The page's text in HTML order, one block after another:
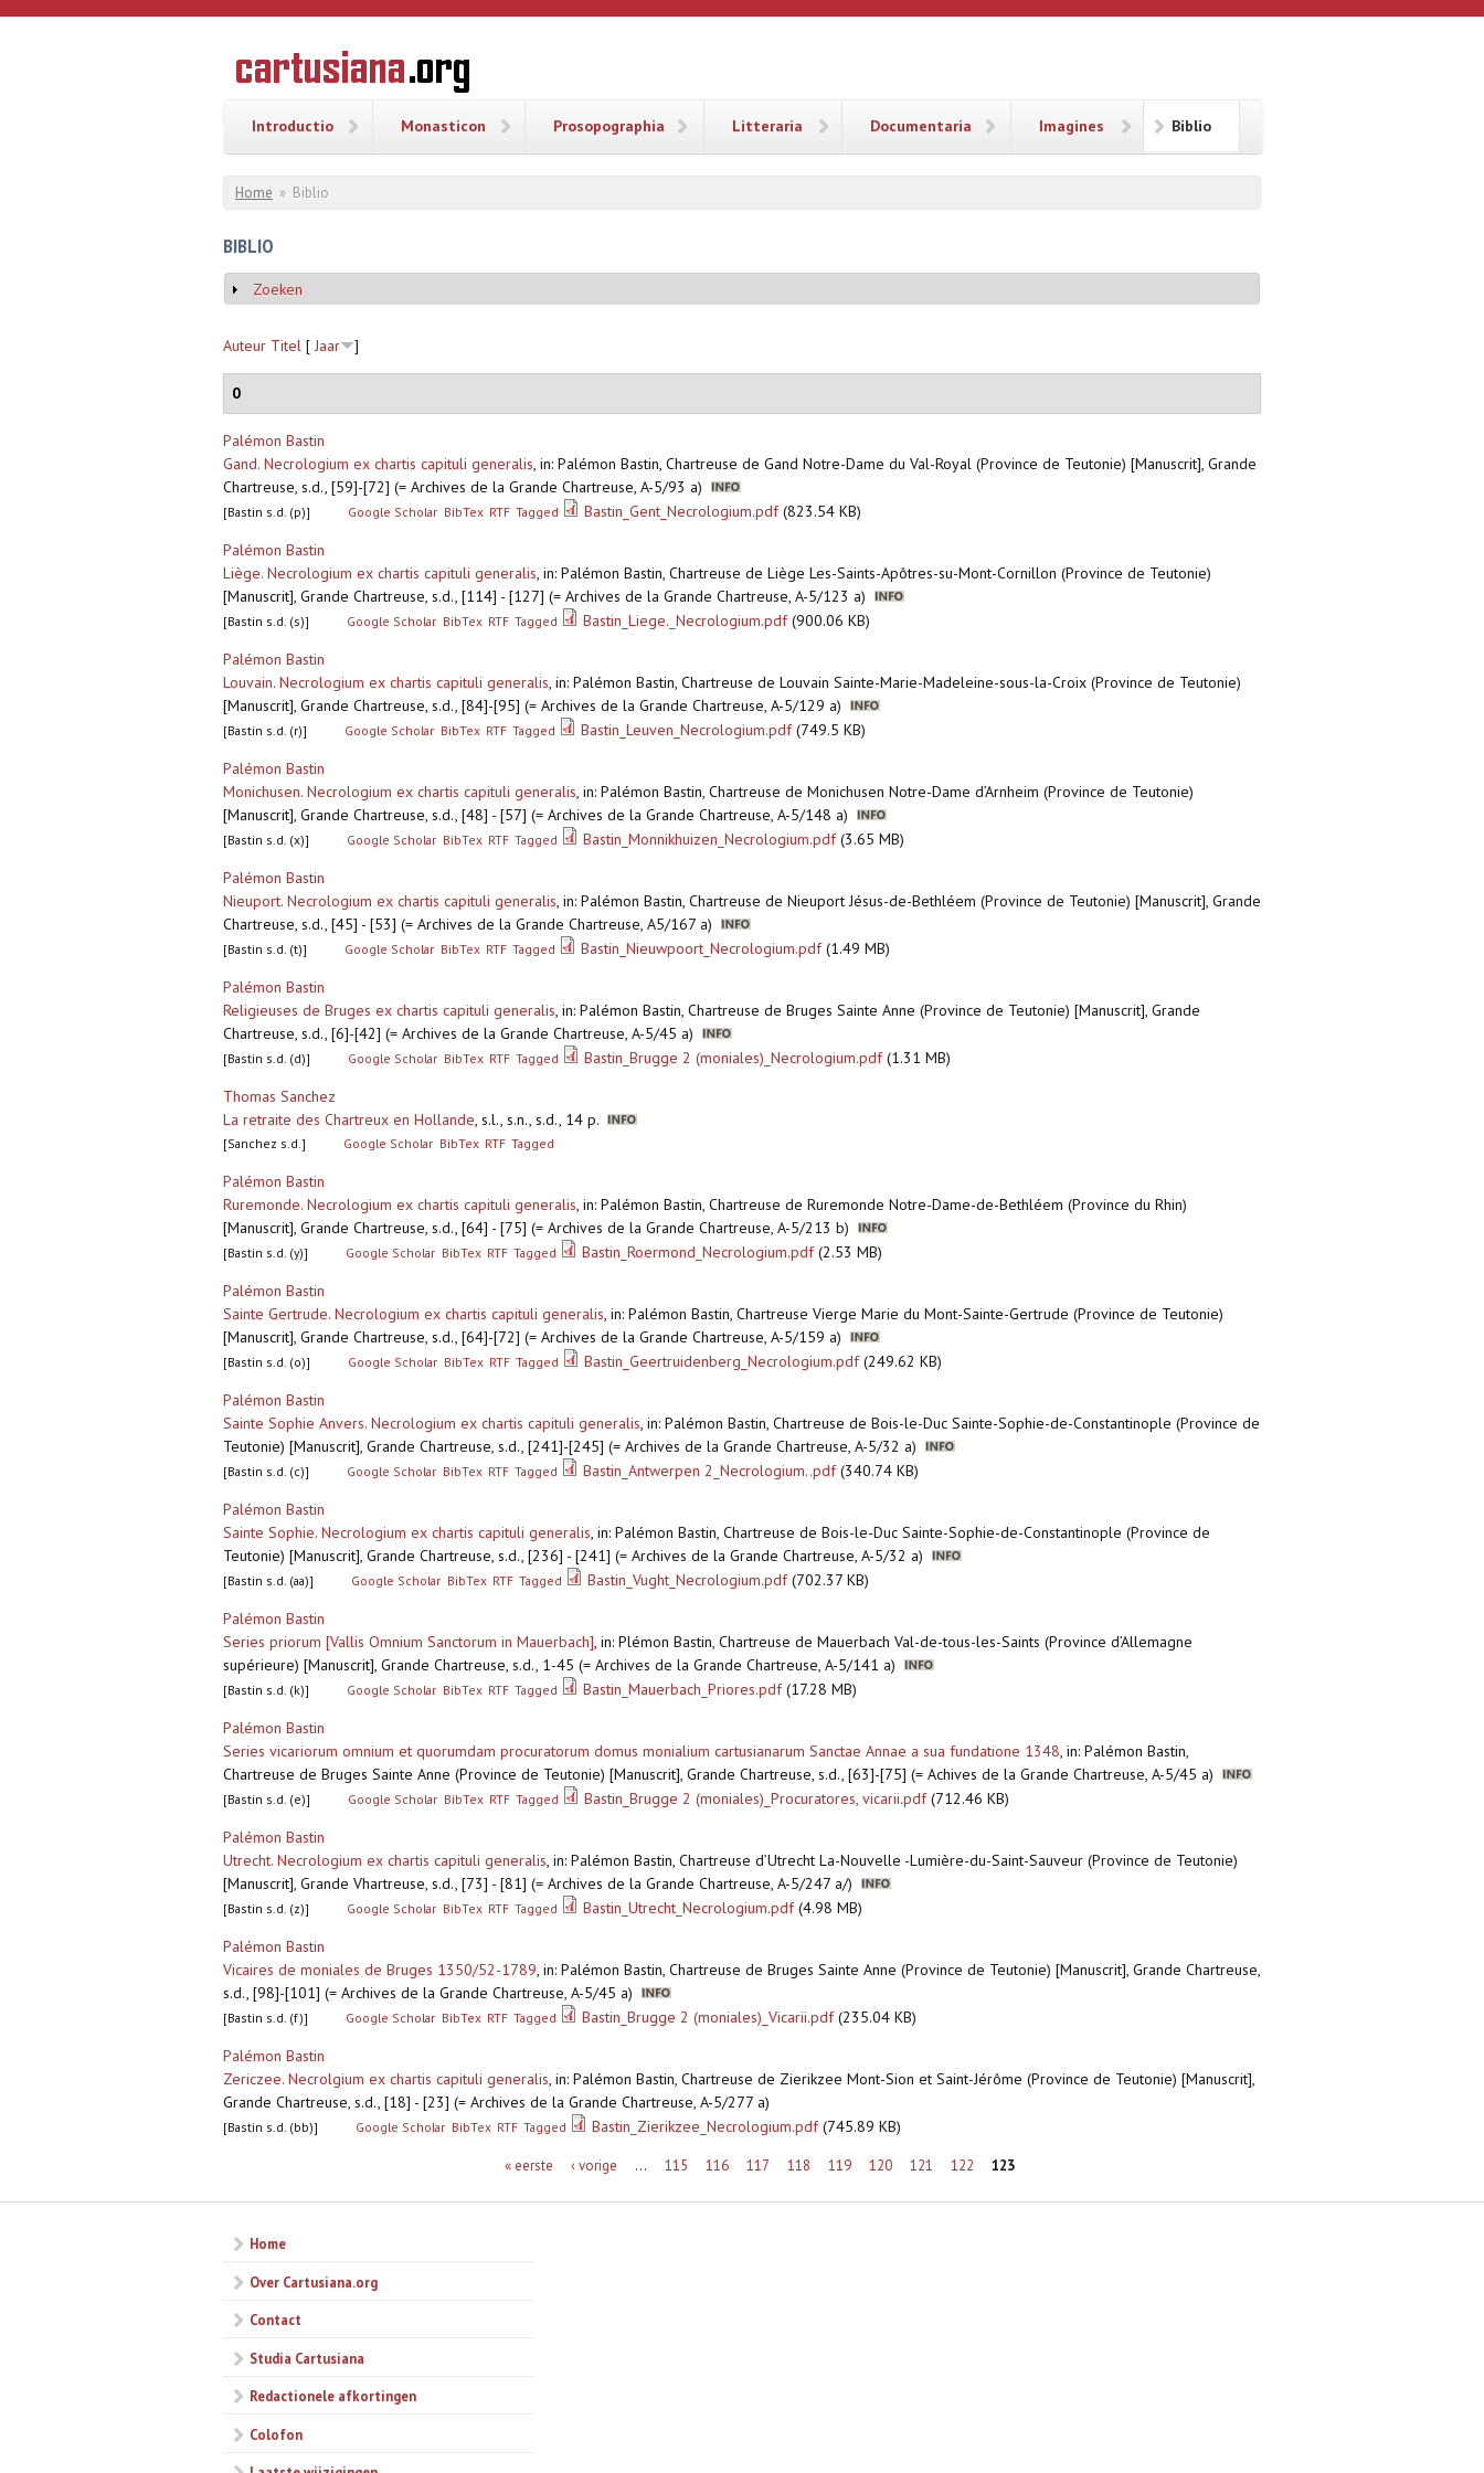
Overslaan en naar de inhoud gaan
CARTUSIANA
Geschiedenis
van de
Introductio Monasticon Prosopographia Litteraria Documentaria Imagines Biblio
U bent hier
Home » Biblio
BIBLIO
Weergeven
Zoeken
Auteur Titel [ Jaar ]
0
Palémon Bastin
Gand. Necrologium ex chartis capituli generalis, in: Palémon Bastin, Chartreuse de Gand Notre-Dame du Val-Royal (Province de Teutonie) [Manuscrit], Grande
Chartreuse, s.d., [59]-[72] (= Archives de la Grande Chartreuse, A-5/93 a)
[Bastin s.d. (p)] Google Scholar BibTex RTF Tagged Bastin_Gent_Necrologium.pdf(823.54 KB)
Palémon Bastin
Liège. Necrologium ex chartis capituli generalis, in: Palémon Bastin, Chartreuse de Liège Les-Saints-Apôtres-su-Mont-Cornillon (Province de Teutonie)
[Manuscrit], Grande Chartreuse, s.d., [114] - [127] (= Archives de la Grande Chartreuse, A-5/123 a)
[Bastin s.d. (s)] Google Scholar BibTex RTF Tagged Bastin_Liege._Necrologium.pdf(900.06 KB)
Palémon Bastin
Louvain. Necrologium ex chartis capituli generalis, in: Palémon Bastin, Chartreuse de Louvain Sainte-Marie-Madeleine-sous-la-Croix (Province de Teutonie)
[Manuscrit], Grande Chartreuse, s.d., [84]-[95] (= Archives de la Grande Chartreuse, A-5/129 a)
[Bastin s.d. (r)] Google Scholar BibTex RTF Tagged Bastin_Leuven_Necrologium.pdf(749.5 KB)
Palémon Bastin
Monichusen. Necrologium ex chartis capituli generalis, in: Palémon Bastin, Chartreuse de Monichusen Notre-Dame d’Arnheim (Province de Teutonie)
[Manuscrit], Grande Chartreuse, s.d., [48] - [57] (= Archives de la Grande Chartreuse, A-5/148 a)
[Bastin s.d. (x)] Google Scholar BibTex RTF Tagged Bastin_Monnikhuizen_Necrologium.pdf(3.65 MB)
Palémon Bastin
Nieuport. Necrologium ex chartis capituli generalis, in: Palémon Bastin, Chartreuse de Nieuport Jésus-de-Bethléem (Province de Teutonie) [Manuscrit], Grande
Chartreuse, s.d., [45] - [53] (= Archives de la Grande Chartreuse, A5/167 a)
[Bastin s.d. (t)] Google Scholar BibTex RTF Tagged Bastin_Nieuwpoort_Necrologium.pdf(1.49 MB)
Palémon Bastin
Religieuses de Bruges ex chartis capituli generalis, in: Palémon Bastin, Chartreuse de Bruges Sainte Anne (Province de Teutonie) [Manuscrit], Grande
Chartreuse, s.d., [6]-[42] (= Archives de la Grande Chartreuse, A-5/45 a)
[Bastin s.d. (d)] Google Scholar BibTex RTF Tagged Bastin_Brugge 2 (moniales)_Necrologium.pdf(1.31 MB)
Thomas Sanchez
La retraite des Chartreux en Hollande, s.l., s.n., s.d., 14 p.
[Sanchez s.d.] Google Scholar BibTex RTF Tagged
Palémon Bastin
Ruremonde. Necrologium ex chartis capituli generalis, in: Palémon Bastin, Chartreuse de Ruremonde Notre-Dame-de-Bethléem (Province du Rhin)
[Manuscrit], Grande Chartreuse, s.d., [64] - [75] (= Archives de la Grande Chartreuse, A-5/213 b)
[Bastin s.d. (y)] Google Scholar BibTex RTF Tagged Bastin_Roermond_Necrologium.pdf(2.53 MB)
Palémon Bastin
Sainte Gertrude. Necrologium ex chartis capituli generalis, in: Palémon Bastin, Chartreuse Vierge Marie du Mont-Sainte-Gertrude (Province de Teutonie)
[Manuscrit], Grande Chartreuse, s.d., [64]-[72] (= Archives de la Grande Chartreuse, A-5/159 a)
[Bastin s.d. (o)] Google Scholar BibTex RTF Tagged Bastin_Geertruidenberg_Necrologium.pdf(249.62 KB)
Palémon Bastin
Sainte Sophie Anvers. Necrologium ex chartis capituli generalis, in: Palémon Bastin, Chartreuse de Bois-le-Duc Sainte-Sophie-de-Constantinople (Province de
Teutonie) [Manuscrit], Grande Chartreuse, s.d., [241]-[245] (= Archives de la Grande Chartreuse, A-5/32 a)
[Bastin s.d. (c)] Google Scholar BibTex RTF Tagged Bastin_Antwerpen 2_Necrologium..pdf(340.74 KB)
Palémon Bastin
Sainte Sophie. Necrologium ex chartis capituli generalis, in: Palémon Bastin, Chartreuse de Bois-le-Duc Sainte-Sophie-de-Constantinople (Province de
Teutonie) [Manuscrit], Grande Chartreuse, s.d., [236] - [241] (= Archives de la Grande Chartreuse, A-5/32 a)
[Bastin s.d. (aa)] Google Scholar BibTex RTF Tagged Bastin_Vught_Necrologium.pdf(702.37 KB)
Palémon Bastin
Series priorum [Vallis Omnium Sanctorum in Mauerbach], in: Plémon Bastin, Chartreuse de Mauerbach Val-de-tous-les-Saints (Province d’Allemagne
supérieure) [Manuscrit], Grande Chartreuse, s.d., 1-45 (= Archives de la Grande Chartreuse, A-5/141 a)
[Bastin s.d. (k)] Google Scholar BibTex RTF Tagged Bastin_Mauerbach_Priores.pdf(17.28 MB)
Palémon Bastin
Series vicariorum omnium et quorumdam procuratorum domus monialium cartusianarum Sanctae Annae a sua fundatione 1348, in: Palémon Bastin,
Chartreuse de Bruges Sainte Anne (Province de Teutonie) [Manuscrit], Grande Chartreuse, s.d., [63]-[75] (= Achives de la Grande Chartreuse, A-5/45 a)
[Bastin s.d. (e)] Google Scholar BibTex RTF Tagged Bastin_Brugge 2 (moniales)_Procuratores, vicarii.pdf(712.46 KB)
Palémon Bastin
Utrecht. Necrologium ex chartis capituli generalis, in: Palémon Bastin, Chartreuse d’Utrecht La-Nouvelle -Lumière-du-Saint-Sauveur (Province de Teutonie)
[Manuscrit], Grande Vhartreuse, s.d., [73] - [81] (= Archives de la Grande Chartreuse, A-5/247 a/)
[Bastin s.d. (z)] Google Scholar BibTex RTF Tagged Bastin_Utrecht_Necrologium.pdf(4.98 MB)
Palémon Bastin
Vicaires de moniales de Bruges 1350/52-1789, in: Palémon Bastin, Chartreuse de Bruges Sainte Anne (Province de Teutonie) [Manuscrit], Grande Chartreuse,
s.d., [98]-[101] (= Archives de la Grande Chartreuse, A-5/45 a)
[Bastin s.d. (f)] Google Scholar BibTex RTF Tagged Bastin_Brugge 2 (moniales)_Vicarii.pdf(235.04 KB)
Palémon Bastin
Zericzee. Necrolgium ex chartis capituli generalis, in: Palémon Bastin, Chartreuse de Zierikzee Mont-Sion et Saint-Jérôme (Province de Teutonie) [Manuscrit],
Grande Chartreuse, s.d., [18] - [23] (= Archives de la Grande Chartreuse, A-5/277 a)
[Bastin s.d. (bb)] Google Scholar BibTex RTF Tagged Bastin_Zierikzee_Necrologium.pdf(745.89 KB)
« eerste ‹ vorige … 115 116 117 118 119 120 121 122 123
Home
Over Cartusiana.org
Contact
Studia Cartusiana
Redactionele afkortingen
Colofon